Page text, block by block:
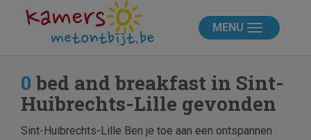
MENU
0 bed and breakfast in Sint-
Huibrechts-Lille gevonden
Sint-Huibrechts-Lille Ben je toe aan een ontspannen